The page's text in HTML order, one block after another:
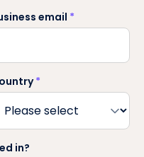
email *
*
in?